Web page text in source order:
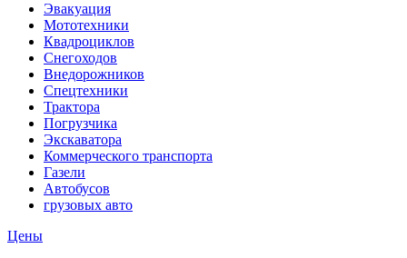
Эвакуация
Мототехники
Квадроциклов
Снегоходов
Внедорожников
Спецтехники
Трактора
Погрузчика
Экскаватора
Коммерческого транспорта
Газели
Автобусов
грузовых авто
Цены